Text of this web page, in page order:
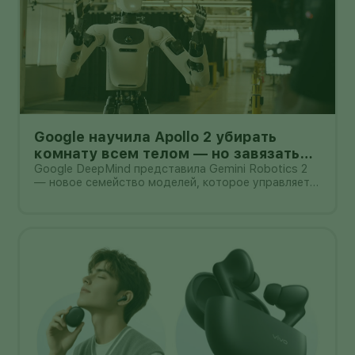
Google научила Apollo 2 убирать
комнату всем телом — но завязать
пакет он умеет лишь в 44% попыток
Google DeepMind представила Gemini Robotics 2
— новое семейство моделей, которое управляет